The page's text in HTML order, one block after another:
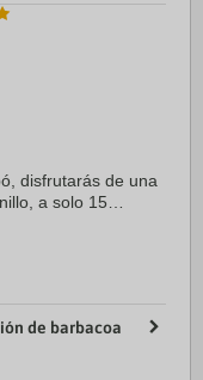
disfrutarás de una
a solo 15
de barbacoa